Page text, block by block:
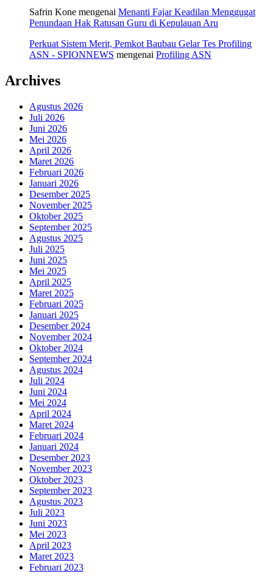
Safrin Kone mengenai Menanti Fajar Keadilan Menggugat
Penundaan Hak Ratusan Guru di Kepulauan Aru
Perkuat Sistem Merit, Pemkot Baubau Gelar Tes Profiling
ASN - SPIONNEWS mengenai Profiling ASN
Archives
Agustus 2026
Juli 2026
Juni 2026
Mei 2026
April 2026
Maret 2026
Februari 2026
Januari 2026
Desember 2025
November 2025
Oktober 2025
September 2025
Agustus 2025
Juli 2025
Juni 2025
Mei 2025
April 2025
Maret 2025
Februari 2025
Januari 2025
Desember 2024
November 2024
Oktober 2024
September 2024
Agustus 2024
Juli 2024
Juni 2024
Mei 2024
April 2024
Maret 2024
Februari 2024
Januari 2024
Desember 2023
November 2023
Oktober 2023
September 2023
Agustus 2023
Juli 2023
Juni 2023
Mei 2023
April 2023
Maret 2023
Februari 2023